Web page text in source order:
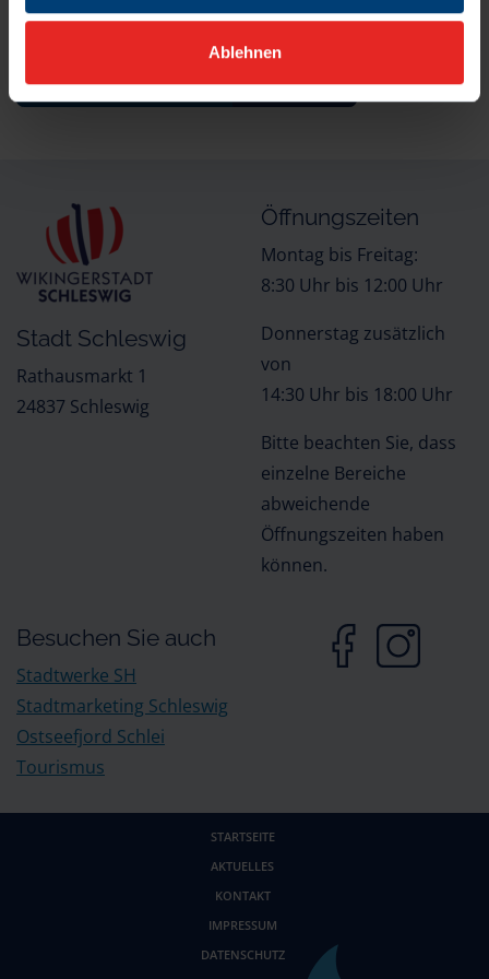
Ablehnen
Quelle der Inhalte:Landesportal Schleswig-Holstein
ZURÜCK ZUR AUSWAHL NACH OBEN
Stadt Schleswig
Rathausmarkt 1
24837 Schleswig
Öffnungszeiten
Montag bis Freitag:
8:30 Uhr bis 12:00 Uhr
Donnerstag zusätzlich
von
14:30 Uhr bis 18:00 Uhr
Bitte beachten Sie, dass
einzelne Bereiche
abweichende
Öffnungszeiten haben
können.
Besuchen Sie auch
Stadtwerke SH
Stadtmarketing Schleswig
Ostseefjord Schlei
Tourismus
STARTSEITE
AKTUELLES
KONTAKT
IMPRESSUM
DATENSCHUTZ